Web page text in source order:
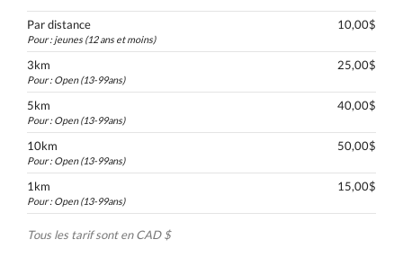
Par distance
Pour : jeunes (12 ans et moins)
10,00$
3km
Pour : Open (13-99ans)
25,00$
5km
Pour : Open (13-99ans)
40,00$
10km
Pour : Open (13-99ans)
50,00$
1km
Pour : Open (13-99ans)
15,00$
Tous les tarif sont en CAD $